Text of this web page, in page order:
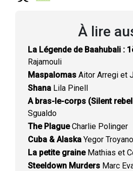
À lire
La Légende de Baahubali :
Rajamouli
Maspalomas Aitor Arregi et
Shana Lila Pinell
A bras-le-corps (Silent
Sgualdo
The PlagueCharlie Polinger
Cuba & Alaska Yegor
La petite graineMathias et
Steeldown Murders Marc